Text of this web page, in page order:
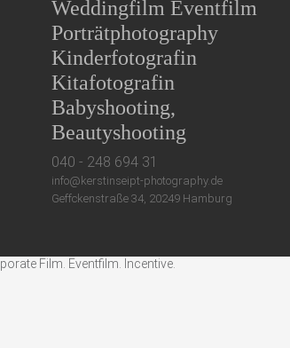
Weddingfilm Eventfilm
Porträtphotography
Kinderfotografin
Kitafotografin
Babyshooting,
Beautyshooting
040 - 248 694 31
info@kerstinseipt-photography.de
Geffckenstraße 34, 20249 Hamburg
Film. Eventfilm. Incentive.